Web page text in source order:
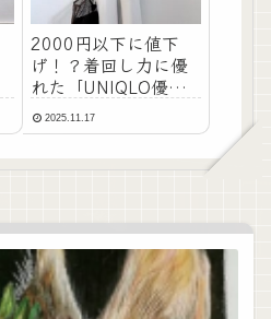
2000円以下に値下
げ！？着回し力に優
れた「UNIQLO優勝
パンツ」3選
2025.11.17